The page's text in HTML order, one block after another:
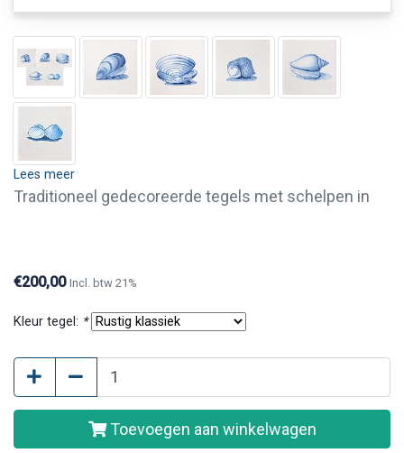
Lees meer
Traditioneel gedecoreerde tegels met schelpen in
€200,00 Incl. btw 21%
Kleur tegel: *
Toevoegen aan winkelwagen